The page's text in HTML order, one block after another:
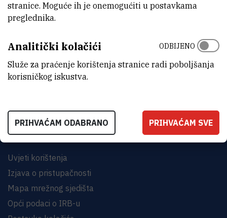
INSTITUT RUĐER BOŠKOVIĆ
Bijenička cesta 54, 10000 Zagreb
KONTAKTIRAJTE NAS
Uvjeti korištenja
Izjava o pristupačnosti
Mapa mrežnog sjedišta
Opći podaci o IRB-u
stranice. Moguće ih je onemogućiti u postavkama
preglednika.
Analitički kolačići
Služe za praćenje korištenja stranice radi poboljšanja
korisničkog iskustva.
ODBIJENO
PRIHVAĆAM ODABRANO PRIHVAĆAM SVE